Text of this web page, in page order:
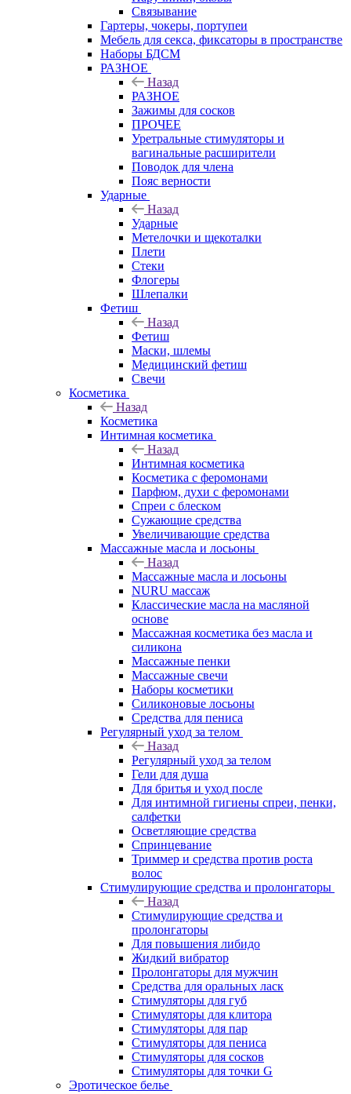
Связывание
Гартеры, чокеры, портупеи
Мебель для секса, фиксаторы в пространстве
Наборы БДСМ
РАЗНОЕ
Назад
РАЗНОЕ
Зажимы для сосков
ПРОЧЕЕ
Уретральные стимуляторы и
вагинальные расширители
Поводок для члена
Пояс верности
Ударные
Назад
Ударные
Метелочки и щекоталки
Плети
Стеки
Флогеры
Шлепалки
Фетиш
Назад
Фетиш
Маски, шлемы
Медицинский фетиш
Свечи
Косметика
Назад
Косметика
Интимная косметика
Назад
Интимная косметика
Косметика с феромонами
Парфюм, духи с феромонами
Спреи с блеском
Сужающие средства
Увеличивающие средства
Массажные масла и лосьоны
Назад
Массажные масла и лосьоны
NURU массаж
Классические масла на масляной
основе
Массажная косметика без масла и
силикона
Массажные пенки
Массажные свечи
Наборы косметики
Силиконовые лосьоны
Средства для пениса
Регулярный уход за телом
Назад
Регулярный уход за телом
Гели для душа
Для бритья и уход после
Для интимной гигиены спреи, пенки,
салфетки
Осветляющие средства
Спринцевание
Триммер и средства против роста
волос
Стимулирующие средства и пролонгаторы
Назад
Стимулирующие средства и
пролонгаторы
Для повышения либидо
Жидкий вибратор
Пролонгаторы для мужчин
Средства для оральных ласк
Стимуляторы для губ
Стимуляторы для клитора
Стимуляторы для пар
Стимуляторы для пениса
Стимуляторы для сосков
Стимуляторы для точки G
Эротическое белье